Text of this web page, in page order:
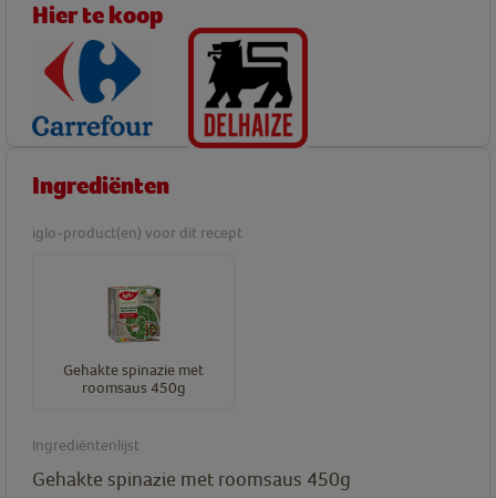
Hier te koop
Ingrediënten
iglo-product(en) voor dit recept
Gehakte spinazie met
roomsaus 450g
Ingrediëntenlijst
Gehakte spinazie met roomsaus 450g